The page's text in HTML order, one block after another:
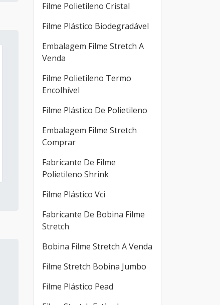
Filme Polietileno Cristal
Filme Plástico Biodegradável
Embalagem Filme Stretch A
Venda
Filme Polietileno Termo
Encolhível
Filme Plástico De Polietileno
Embalagem Filme Stretch
Comprar
Fabricante De Filme
Polietileno Shrink
Filme Plástico Vci
Fabricante De Bobina Filme
Stretch
Bobina Filme Stretch A Venda
Filme Stretch Bobina Jumbo
Filme Plástico Pead